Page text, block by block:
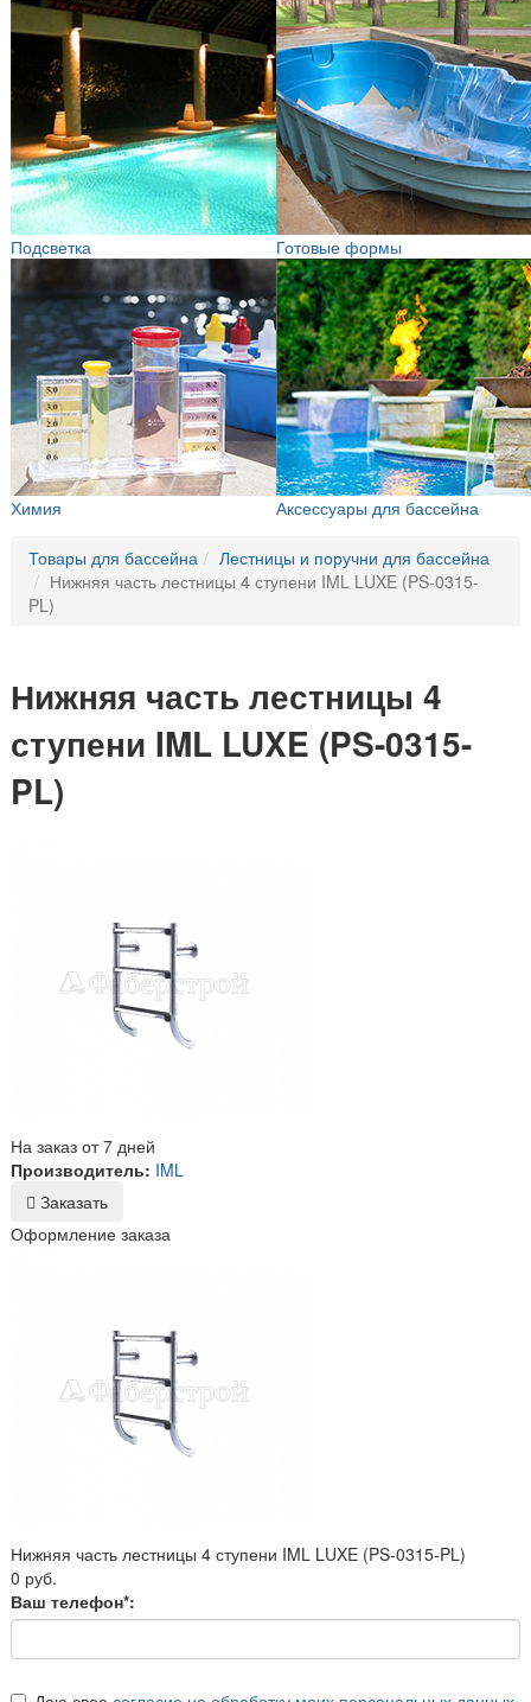
Подсветка Готовые формы
Химия Аксессуары для бассейна
Товары для бассейна
Лестницы и поручни для бассейна
Нижняя часть лестницы 4 ступени IML LUXE (PS-0315-
PL)
Нижняя часть лестницы 4
ступени IML LUXE (PS-0315-
PL)
На заказ от 7 дней
Производитель: IML
Заказать
Оформление заказа
Нижняя часть лестницы 4 ступени IML LUXE (PS-0315-PL)
0 руб.
Ваш телефон*: